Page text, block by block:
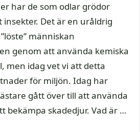
har de som odlar grödor
Det är en uråldrig
människan
genom att använda kemiska
men idag vet vi att detta
för miljön. Idag har
gått över till att använda
bekämpa skadedjur. Vad är …